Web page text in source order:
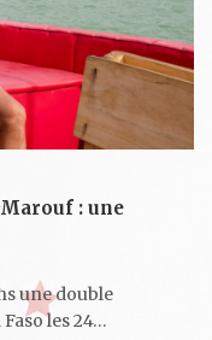
: une
une double
les 24…